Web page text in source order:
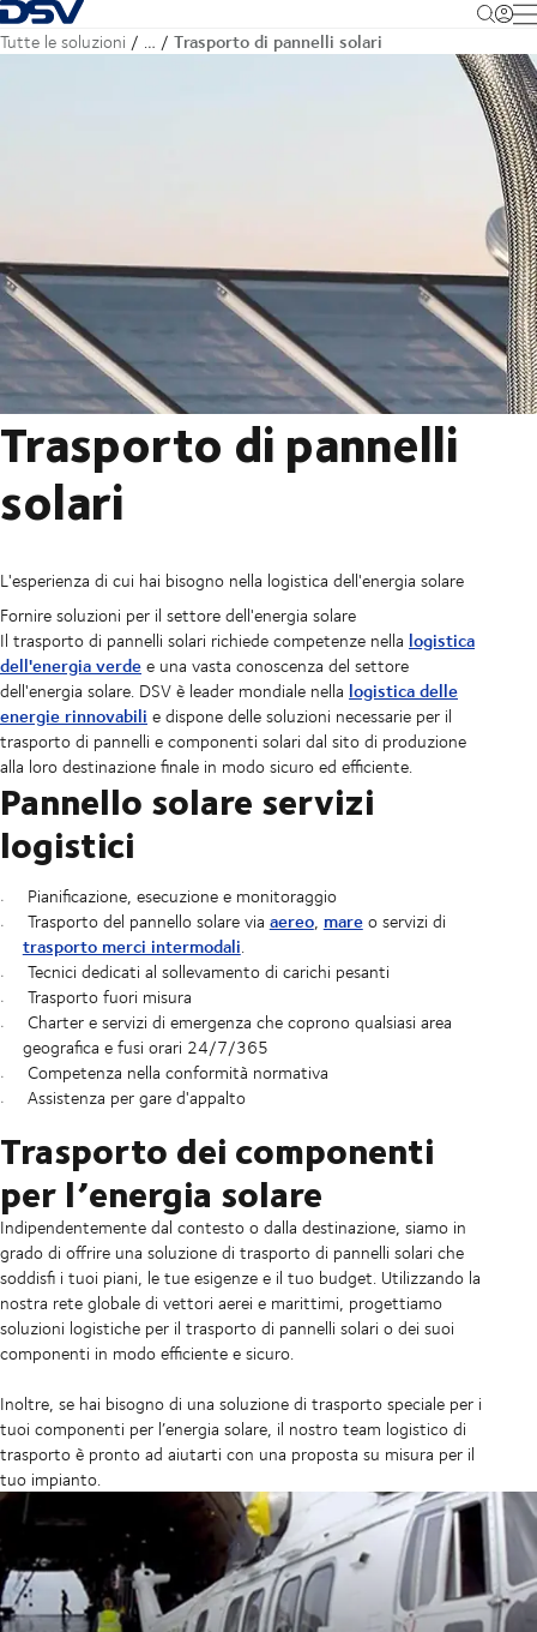
Torna alla pagina iniziale
Tutte le soluzioni … Trasporto di pannelli solari
Trasporto di pannelli
solari
L'esperienza di cui hai bisogno nella logistica dell'energia solare
Fornire soluzioni per il settore dell'energia solare
Il trasporto di pannelli solari richiede competenze nella logistica
dell'energia verdee una vasta conoscenza del settore
dell'energia solare. DSV è leader mondiale nella logistica delle
energie rinnovabili e dispone delle soluzioni necessarie per il
trasporto di pannelli e componenti solari dal sito di produzione
alla loro destinazione finale in modo sicuro ed efficiente.
Pannello solareservizi
logistici
Pianificazione, esecuzione e monitoraggio
Trasporto del pannello solare via aereo, mareo servizi di
trasporto merci intermodali.
Tecnici dedicati al sollevamento di carichi pesanti
Trasporto fuori misura
Charter e servizi di emergenza che coprono qualsiasi area
geografica e fusi orari 24/7/365
Competenza nella conformità normativa
Assistenza per gare d'appalto
Trasporto dei componenti
per l’energia solare
Indipendentemente dal contesto o dalla destinazione, siamo in
grado di offrire una soluzione di trasporto di pannelli solari che
soddisfi i tuoi piani, le tue esigenze e il tuo budget. Utilizzando la
nostra rete globale di vettori aerei e marittimi, progettiamo
soluzioni logistiche per il trasporto di pannelli solari o dei suoi
componenti in modo efficiente e sicuro.
Inoltre, se hai bisogno di una soluzione di trasporto speciale per i
tuoi componenti per l’energia solare, il nostro team logistico di
trasporto è pronto ad aiutarti con una proposta su misura per il
tuo impianto.